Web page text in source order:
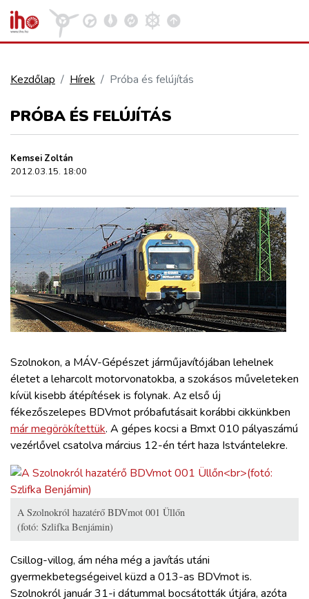
VASÚT
KÖZLEKEDÉSFEJLESZTÉS
ELLÁTÁSI LÁNC
ZÖLDÚT
BLOG
ARCHÍVUM
WEBSHOP
BELÉPÉS
REGISZTRÁCIÓ
Kezdőlap Hírek Próba és felújítás
PRÓBA ÉS FELÚJÍTÁS
Kemsei Zoltán
2012.03.15. 18:00
Szolnokon, a MÁV-Gépészet járműjavítójában lehelnek
életet a leharcolt motorvonatokba, a szokásos műveleteken
kívül kisebb átépítések is folynak. Az első új
fékezőszelepes BDVmot próbafutásait korábbi cikkünkben
már megörökítettük. A gépes kocsi a Bmxt 010 pályaszámú
vezérlővel csatolva március 12-én tért haza Istvántelekre.
A Szolnokról hazatérő BDVmot 001 Üllőn
(fotó: Szlifka Benjámin)
Csillog-villog, ám néha még a javítás utáni
gyermekbetegségeivel küzd a 013-as BDVmot is.
Szolnokról január 31-i dátummal bocsátották útjára, azóta